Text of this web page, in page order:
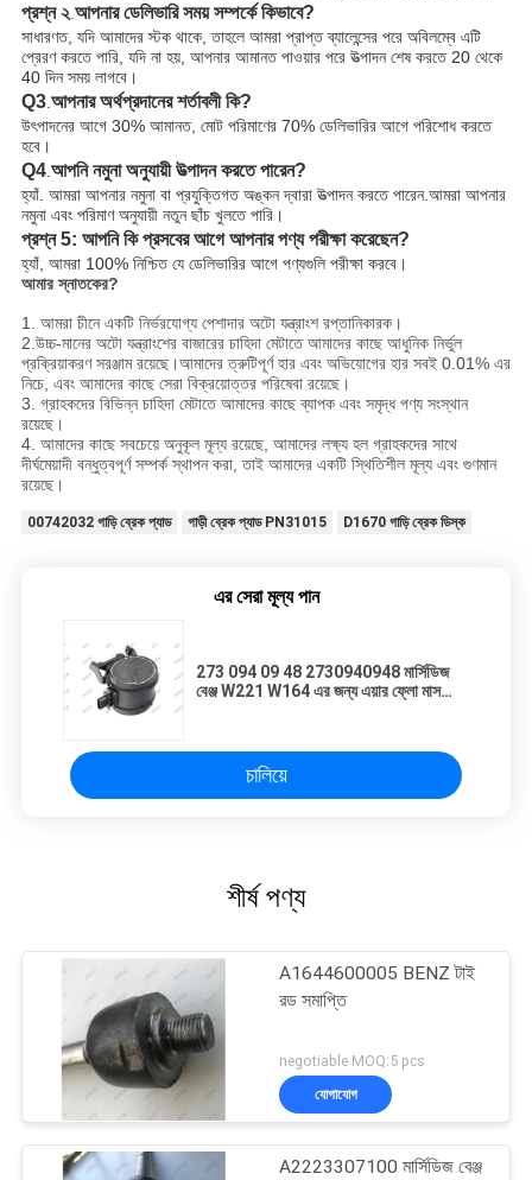
প্রশ্ন ২.আপনার ডেলিভারি সময় সম্পর্কে কিভাবে?
সাধারণত, যদি আমাদের স্টক থাকে, তাহলে আমরা প্রাপ্ত ব্যালেন্সের পরে অবিলম্বে এটি
প্রেরণ করতে পারি, যদি না হয়, আপনার আমানত পাওয়ার পরে উত্পাদন শেষ করতে 20 থেকে
40 দিন সময় লাগবে।
Q3.আপনার অর্থপ্রদানের শর্তাবলী কি?
উৎপাদনের আগে 30% আমানত, মোট পরিমাণের 70% ডেলিভারির আগে পরিশোধ করতে
হবে।
Q4.আপনি নমুনা অনুযায়ী উত্পাদন করতে পারেন?
হ্যাঁ. আমরা আপনার নমুনা বা প্রযুক্তিগত অঙ্কন দ্বারা উত্পাদন করতে পারেন.আমরা আপনার
নমুনা এবং পরিমাণ অনুযায়ী নতুন ছাঁচ খুলতে পারি।
প্রশ্ন 5: আপনি কি প্রসবের আগে আপনার পণ্য পরীক্ষা করেছেন?
হ্যাঁ, আমরা 100% নিশ্চিত যে ডেলিভারির আগে পণ্যগুলি পরীক্ষা করবে।
আমার স্নাতকের?
1. আমরা চীনে একটি নির্ভরযোগ্য পেশাদার অটো যন্ত্রাংশ রপ্তানিকারক।
2.উচ্চ-মানের অটো যন্ত্রাংশের বাজারের চাহিদা মেটাতে আমাদের কাছে আধুনিক নির্ভুল
প্রক্রিয়াকরণ সরঞ্জাম রয়েছে।আমাদের ত্রুটিপূর্ণ হার এবং অভিযোগের হার সবই 0.01% এর
নিচে, এবং আমাদের কাছে সেরা বিক্রয়োত্তর পরিষেবা রয়েছে।
3. গ্রাহকদের বিভিন্ন চাহিদা মেটাতে আমাদের কাছে ব্যাপক এবং সমৃদ্ধ পণ্য সংস্থান
রয়েছে।
4. আমাদের কাছে সবচেয়ে অনুকূল মূল্য রয়েছে, আমাদের লক্ষ্য হল গ্রাহকদের সাথে
দীর্ঘমেয়াদী বন্ধুত্বপূর্ণ সম্পর্ক স্থাপন করা, তাই আমাদের একটি স্থিতিশীল মূল্য এবং গুণমান
রয়েছে।
00742032 গাড়ি ব্রেক প্যাড গাড়ী ব্রেক প্যাড PN31015 D1670 গাড়ি ব্রেক ডিস্ক
এর সেরা মূল্য পান
273 094 09 48 2730940948 মার্সিডিজ
বেঞ্জ W221 W164 এর জন্য এয়ার ফ্লো মাস
চালিয়ে
শীর্ষ পণ্য
A1644600005 BENZ টাই
রড সমাপ্তি
negotiable MOQ:5 pcs
যোগাযোগ
A2223307100 মার্সিডিজ বেঞ্জ